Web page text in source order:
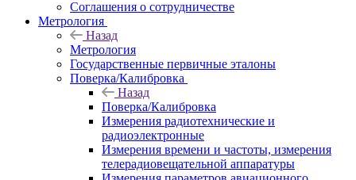
Соглашения о сотрудничестве
Метрология
Назад
Метрология
Государственные первичные эталоны
Поверка/Калибровка
Назад
Поверка/Калибровка
Измерения радиотехнические и
радиоэлектронные
Измерения времени и частоты, измерения
телерадиовещательной аппаратуры